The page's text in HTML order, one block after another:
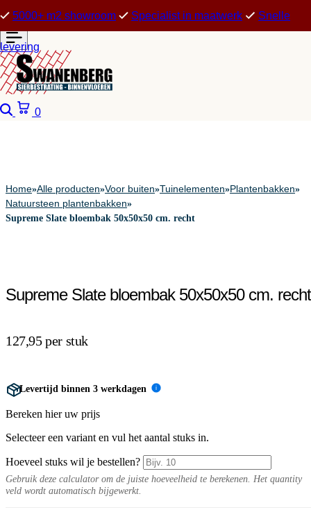
5000+ m2 showroom Specialist in maatwerk Snelle
levering
Zoeken
0
Home»Alle producten»Voor buiten»Tuinelementen»Plantenbakken»
Natuursteen plantenbakken»
Supreme Slate bloembak 50x50x50 cm. recht
Supreme Slate bloembak 50x50x50 cm. recht
127,95 per stuk
Levertijd binnen 3 werkdagen i
Bereken hier uw prijs
Selecteer een variant en vul het aantal stuks in.
Hoeveel stuks wil je bestellen?
Gebruik deze calculator om de juiste hoeveelheid te berekenen. Het quantity
veld wordt automatisch bijgewerkt.